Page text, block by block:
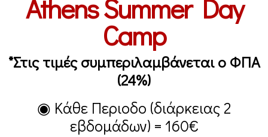
Athens Summer Day
Camp
*Στις τιμές συμπεριλαμβάνεται ο ΦΠΑ
(24%)
◉ Κάθε Περιοδο (διάρκειας 2
εβδομάδων) = 160€